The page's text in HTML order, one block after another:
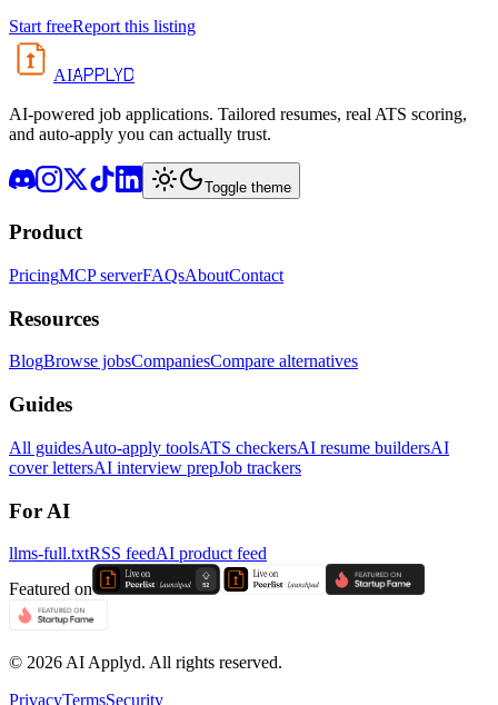
Start freeReport this listing
AIAPPLYD
AI-powered job applications. Tailored resumes, real ATS scoring,
and auto-apply you can actually trust.
Toggle theme
Product
PricingMCP serverFAQsAboutContact
Resources
BlogBrowse jobsCompaniesCompare alternatives
Guides
All guidesAuto-apply toolsATS checkersAI resume buildersAI
cover lettersAI interview prepJob trackers
For AI
llms-full.txtRSS feedAI product feed
Featured on
© 2026 AI Applyd. All rights reserved.
PrivacyTermsSecurity